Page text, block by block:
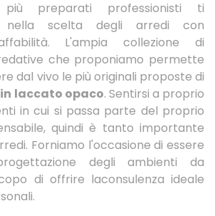
preparati professionisti ti
nella scelta degli arredi con
L'ampia collezione di
che proponiamo permette
dal vivo le più originali proposte di
in laccato opaco. Sentirsi a proprio
in cui si passa parte del proprio
quindi è tanto importante
Forniamo l'occasione di essere
degli ambienti da
di offrire laconsulenza ideale